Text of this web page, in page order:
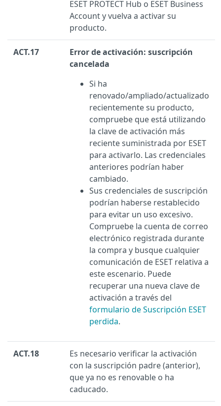
ESET PROTECT Hub o ESET Business
Account y vuelva a activar su
producto.
ACT.17
Error de activación: suscripción
cancelada
Si ha
renovado/ampliado/actualizado
recientemente su producto,
compruebe que está utilizando
la clave de activación más
reciente suministrada por ESET
para activarlo. Las credenciales
anteriores podrían haber
cambiado.
Sus credenciales de suscripción
podrían haberse restablecido
para evitar un uso excesivo.
Compruebe la cuenta de correo
electrónico registrada durante
la compra y busque cualquier
comunicación de ESET relativa a
este escenario. Puede
recuperar una nueva clave de
activación a través del
formulario de Suscripción ESET
perdida.
ACT.18
Es necesario verificar la activación
con la suscripción padre (anterior),
que ya no es renovable o ha
caducado.